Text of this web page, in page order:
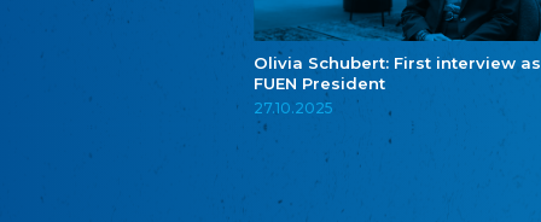
Olivia Schubert: First interview as
FUEN President
27.10.2025